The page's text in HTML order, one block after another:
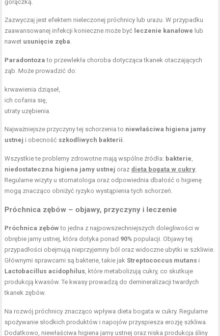
gorączką.
Zazwyczaj jest efektem nieleczonej próchnicy lub urazu. W przypadku
zaawansowanej infekcji konieczne może być leczenie kanałowe lub
nawet usunięcie zęba
Paradontoza to przewlekła choroba dotycząca tkanek otaczających
ząb. Może prowadzić do:
krwawienia dziąseł,
ich cofania się,
utraty uzębienia.
Najważniejsze przyczyny tej schorzenia to niewłaściwa higiena jamy
ustnej i obecność szkodliwych bakterii
Wszystkie te problemy zdrowotne mają wspólne źródła: bakterie
niedostateczna higiena jamy ustnej oraz dieta bogata w cukry
Regularne wizyty u stomatologa oraz odpowiednia dbałość o higienę
mogą znacząco obniżyć ryzyko wystąpienia tych schorzeń.
Próchnica zębów – objawy, przyczyny i leczenie
Próchnica zębówto jedna z najpowszechniejszych dolegliwości w
obrębie jamy ustnej, która dotyka ponad 90% populacji. Objawy tej
przypadłości obejmują nieprzyjemny ból oraz widoczne ubytki w szkliwie.
Głównymi sprawcami są bakterie, takie jak Streptococcus mutans i
Lactobacillus acidophilus , które metabolizują cukry, co skutkuje
produkcją kwasów. Te kwasy prowadzą do demineralizacji twardych
tkanek zębów.
Na rozwój próchnicy znacząco wpływa dieta bogata w cukry. Regularne
spożywanie słodkich produktów i napojów przyspiesza erozję szkliwa.
Dodatkowo, niewłaściwa higiena jamy ustnej oraz niska produkcja śliny